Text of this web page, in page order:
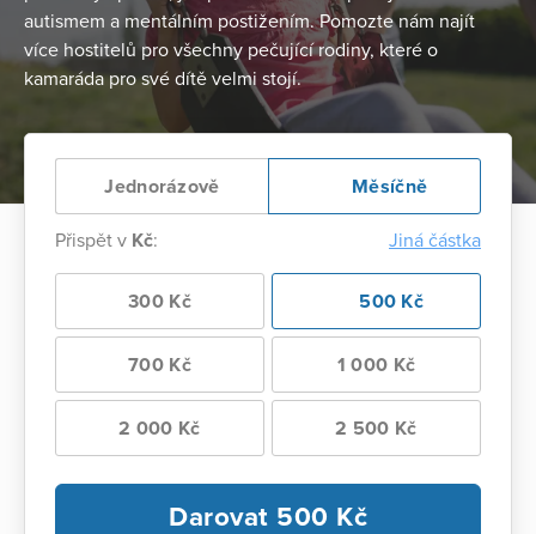
autismem a mentálním postižením. Pomozte nám najít
více hostitelů pro všechny pečující rodiny, které o
kamaráda pro své dítě velmi stojí.
Jednorázově Měsíčně
Přispět v Kč: Jiná částka
300 Kč 500 Kč
700 Kč 1 000 Kč
2 000 Kč 2 500 Kč
Darovat 500 Kč